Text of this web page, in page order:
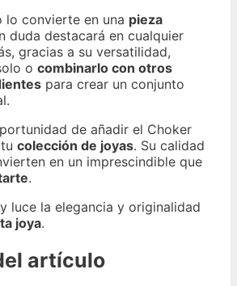
lo convierte en una pieza
duda destacará en cualquier
gracias a su versatilidad,
o combinarlo con otros
para crear un conjunto
de añadir el Choker
colección de joyas. Su calidad
en un imprescindible que
.
y luce la elegancia y originalidad
joya.
artículo